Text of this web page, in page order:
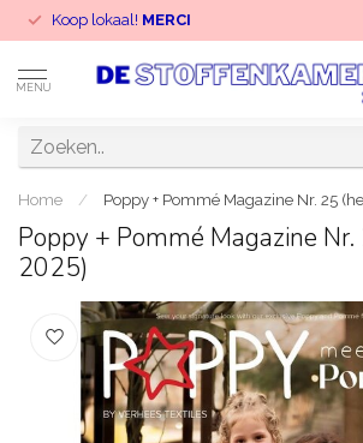
Koop lokaal! MERCI
MENU
Home / Poppy + Pommé Magazine Nr. 25
Poppy + Pommé Magazine
2025)